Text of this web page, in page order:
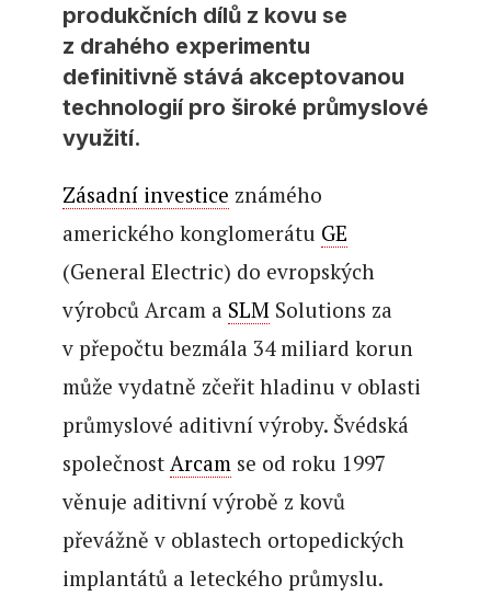
produkčních dílů z kovu se
z drahého experimentu
definitivně stává akceptovanou
technologií pro široké průmyslové
využití.
Zásadní investice známého
amerického konglomerátu GE
(General Electric) do evropských
výrobců Arcam a SLMSolutions za
v přepočtu bezmála 34 miliard korun
může vydatně zčeřit hladinu v oblasti
průmyslové aditivní výroby. Švédská
společnost Arcam se od roku 1997
věnuje aditivní výrobě z kovů
převážně v oblastech ortopedických
implantátů a leteckého průmyslu.